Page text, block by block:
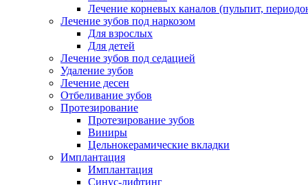
Лечение корневых каналов (пульпит,
Лечение зубов под наркозом
Для взрослых
Для детей
Лечение зубов под седацией
Удаление зубов
Лечение десен
Отбеливание зубов
Протезирование
Протезирование зубов
Виниры
Цельнокерамические вкладки
Имплантация
Имплантация
Синус-лифтинг